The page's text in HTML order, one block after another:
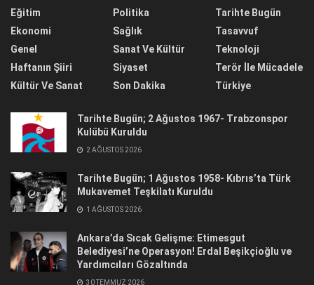
Eğitim
Ekonomi
Genel
Haftanın Şiiri
Kültür Ve Sanat
Politika
Sağlık
Sanat Ve Kültür
Siyaset
Son Dakika
Tarihte Bugün
Tasavvuf
Teknoloji
Terör İle Mücadele
Türkiye
Tarihte Bugün; 2 Ağustos 1967- Trabzonspor
Kulübü Kuruldu
2 AĞUSTOS 2026
Tarihte Bugün; 1 Ağustos 1958- Kıbrıs’ta Türk
Mukavemet Teşkilatı Kuruldu
1 AĞUSTOS 2026
Ankara’da Sıcak Gelişme: Etimesgut
Belediyesi’ne Operasyon! Erdal Beşikçioğlu ve
Yardımcıları Gözaltında
30 TEMMUZ 2026